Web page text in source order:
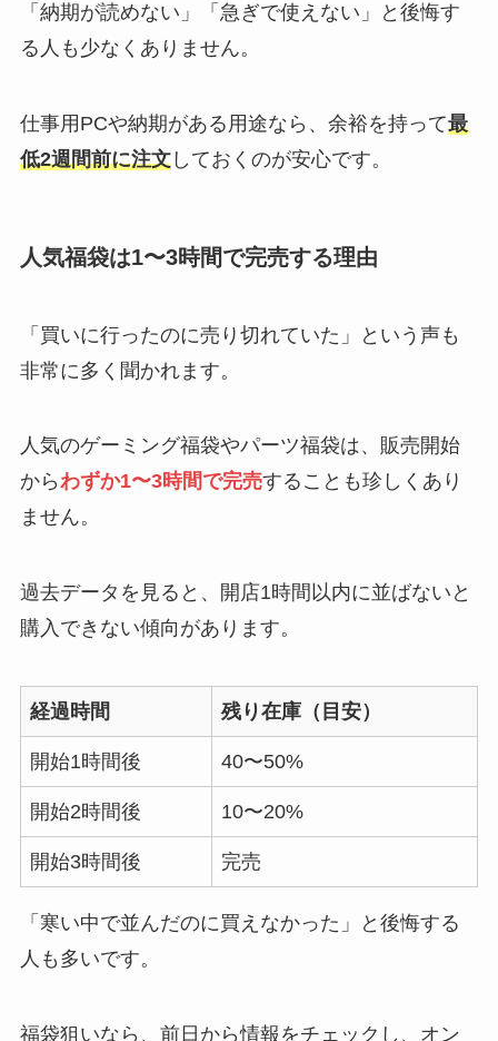
「納期が読めない」「急ぎで使えない」と後悔す
る人も少なくありません。
仕事用PCや納期がある用途なら、余裕を持って最
低2週間前に注文しておくのが安心です。
人気福袋は1〜3時間で完売する理由
「買いに行ったのに売り切れていた」という声も
非常に多く聞かれます。
人気のゲーミング福袋やパーツ福袋は、販売開始
からわずか1〜3時間で完売することも珍しくあり
ません。
過去データを見ると、開店1時間以内に並ばないと
購入できない傾向があります。
経過時間 残り在庫（目安）
開始1時間後 40〜50%
開始2時間後 10〜20%
開始3時間後 完売
「寒い中で並んだのに買えなかった」と後悔する
人も多いです。
福袋狙いなら、前日から情報をチェックし、オン